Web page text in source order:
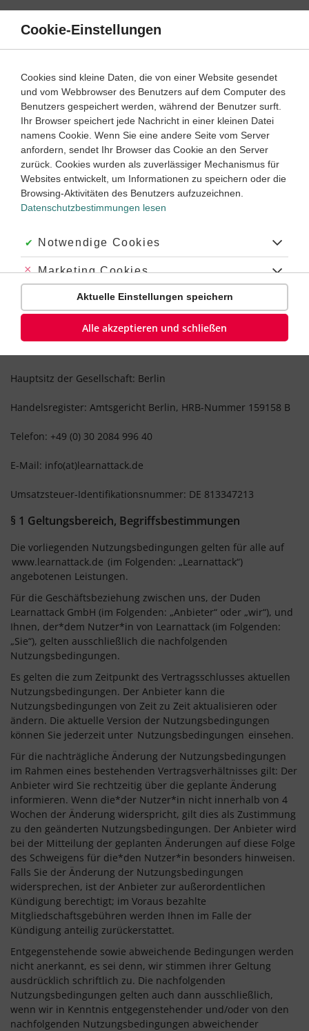
Direkt
Inhalt
Nutzungsbedingungen
Anbieter und Vertragspartner:
Learnattack ist ein Angebot der Duden Learnattack GmbH
unterwww.learnattack.de, im Folgenden „Learnattack“
genannt.
und Data Mining im Sinne § 44b UrhG
Mecklenburgische Straße 53
14197 Berlin
Hauptsitz der Gesellschaft: Berlin
Handelsregister: Amtsgericht Berlin, HRB-Nummer 159158 B
Telefon: +49 (0) 30 2084 996 40
E-Mail: info(at)learnattack.de
Umsatzsteuer-Identifikationsnummer: DE 813347213
§ 1 Geltungsbereich, Begriffsbestimmungen
Die vorliegenden Nutzungsbedingungen gelten für alle auf
www.learnattack.de (im Folgenden: „Learnattack“)
angebotenen Leistungen.
Für die Geschäftsbeziehung zwischen uns, der Duden
Learnattack GmbH (im Folgenden: „Anbieter“ oder „wir“), und
Ihnen, der*dem Nutzer*in von Learnattack (im Folgenden:
„Sie“), gelten ausschließlich die nachfolgenden
Nutzungsbedingungen.
Es gelten die zum Zeitpunkt des Vertragsschlusses aktuellen
Nutzungsbedingungen. Der Anbieter kann die
Nutzungsbedingungen von Zeit zu Zeit aktualisieren oder
ändern. Die aktuelle Version der Nutzungsbedingungen
können Sie jederzeit unter Nutzungsbedingungen einsehen.
Für die nachträgliche Änderung der Nutzungsbedingungen
im Rahmen eines bestehenden Vertragsverhältnisses gilt: Der
Anbieter wird Sie rechtzeitig über die geplante Änderung
informieren. Wenn die*der Nutzer*in nicht innerhalb von 4
Wochen der Änderung widerspricht, gilt dies als Zustimmung
zu den geänderten Nutzungsbedingungen. Der Anbieter wird
bei der Mitteilung der geplanten Änderungen auf diese Folge
des Schweigens für die*den Nutzer*in besonders hinweisen.
Falls Sie der Änderung der Nutzungsbedingungen
widersprechen, ist der Anbieter zur außerordentlichen
Kündigung berechtigt; im Voraus bezahlte
Mitgliedschaftsgebühren werden Ihnen im Falle der
Kündigung anteilig zurückerstattet.
Entgegenstehende sowie abweichende Bedingungen werden
nicht anerkannt, es sei denn, wir stimmen ihrer Geltung
ausdrücklich schriftlich zu. Die nachfolgenden
Nutzungsbedingungen gelten auch dann ausschließlich,
wenn wir in Kenntnis entgegenstehender und/oder von den
nachfolgenden Nutzungsbedingungen abweichender
Cookie-Einstellungen
Cookies sind kleine Daten, die von einer Website gesendet
und vom Webbrowser des Benutzers auf dem Computer des
Benutzers gespeichert werden, während der Benutzer surft.
Ihr Browser speichert jede Nachricht in einer kleinen Datei
namens Cookie. Wenn Sie eine andere Seite vom Server
anfordern, sendet Ihr Browser das Cookie an den Server
zurück. Cookies wurden als zuverlässiger Mechanismus für
Websites entwickelt, um Informationen zu speichern oder die
Browsing-Aktivitäten des Benutzers aufzuzeichnen.
Datenschutzbestimmungen lesen
Akzeptiert:
Notwendige Cookies
Abgelehnt:
Marketing Cookies
Abgelehnt:
Personalisierungs-Cookies
Aktuelle Einstellungen speichern
Alle akzeptieren und schließen